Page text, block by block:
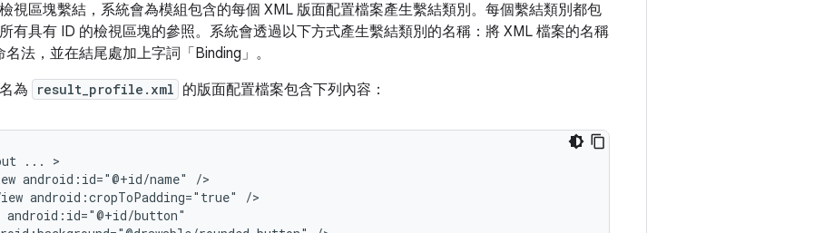
視區塊繫結，系統會為模組包含的每個 XML 版面配置檔案產生繫結類別。每個繫結類別都包
有具有 ID 的檢視區塊的參照。系統會透過以下方式產生繫結類別的名稱：將 XML 檔案的名稱
法，並在結尾處加上字詞「Binding」。
為
result_profile.xml 的版面配置檔案包含下列內容：
...
android:id="@+id/name"
android:cropToPadding="true"